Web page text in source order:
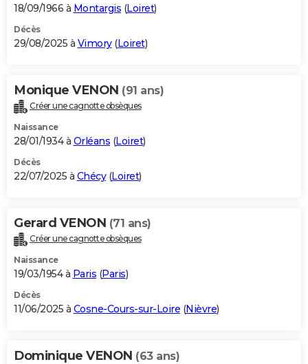
18/09/1966 à Montargis (Loiret)
Décès
29/08/2025 à Vimory(Loiret)
Monique VENON (91 ans)
Créer une cagnotte obsèques
Naissance
28/01/1934 à Orléans (Loiret)
Décès
22/07/2025 à Chécy(Loiret)
Gerard VENON (71 ans)
Créer une cagnotte obsèques
Naissance
19/03/1954 à Paris (Paris)
Décès
11/06/2025 à Cosne-Cours-sur-Loire (Nièvre)
Dominique VENON (63 ans)